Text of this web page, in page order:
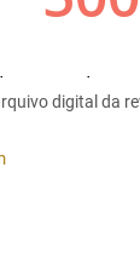
digital da